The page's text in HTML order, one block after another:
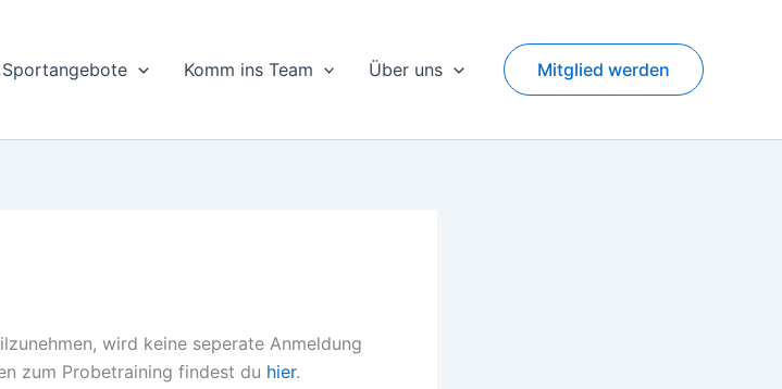
Sportangebote Komm ins Team Über uns Mitglied werden
wird keine seperate Anmeldung
zum Probetraining findest du hier.